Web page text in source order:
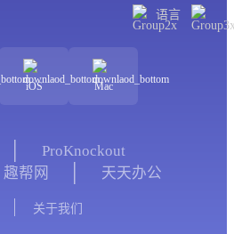
语言
iOS Mac
ProKnockout
趣帮网 天天办公
关于我们